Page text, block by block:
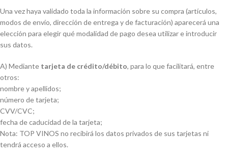
Una vez haya validado toda la información sobre su compra (artículos,
modos de envío, dirección de entrega y de facturación) aparecerá una
elección para elegir qué modalidad de pago desea utilizar e introducir
sus datos.
A) Mediante tarjeta de crédito/débito, para lo que facilitará, entre
otros:
nombre y apellidos;
número de tarjeta;
CVV/CVC;
fecha de caducidad de la tarjeta;
Nota: TOP VINOS no recibirá los datos privados de sus tarjetas ni
tendrá acceso a ellos.